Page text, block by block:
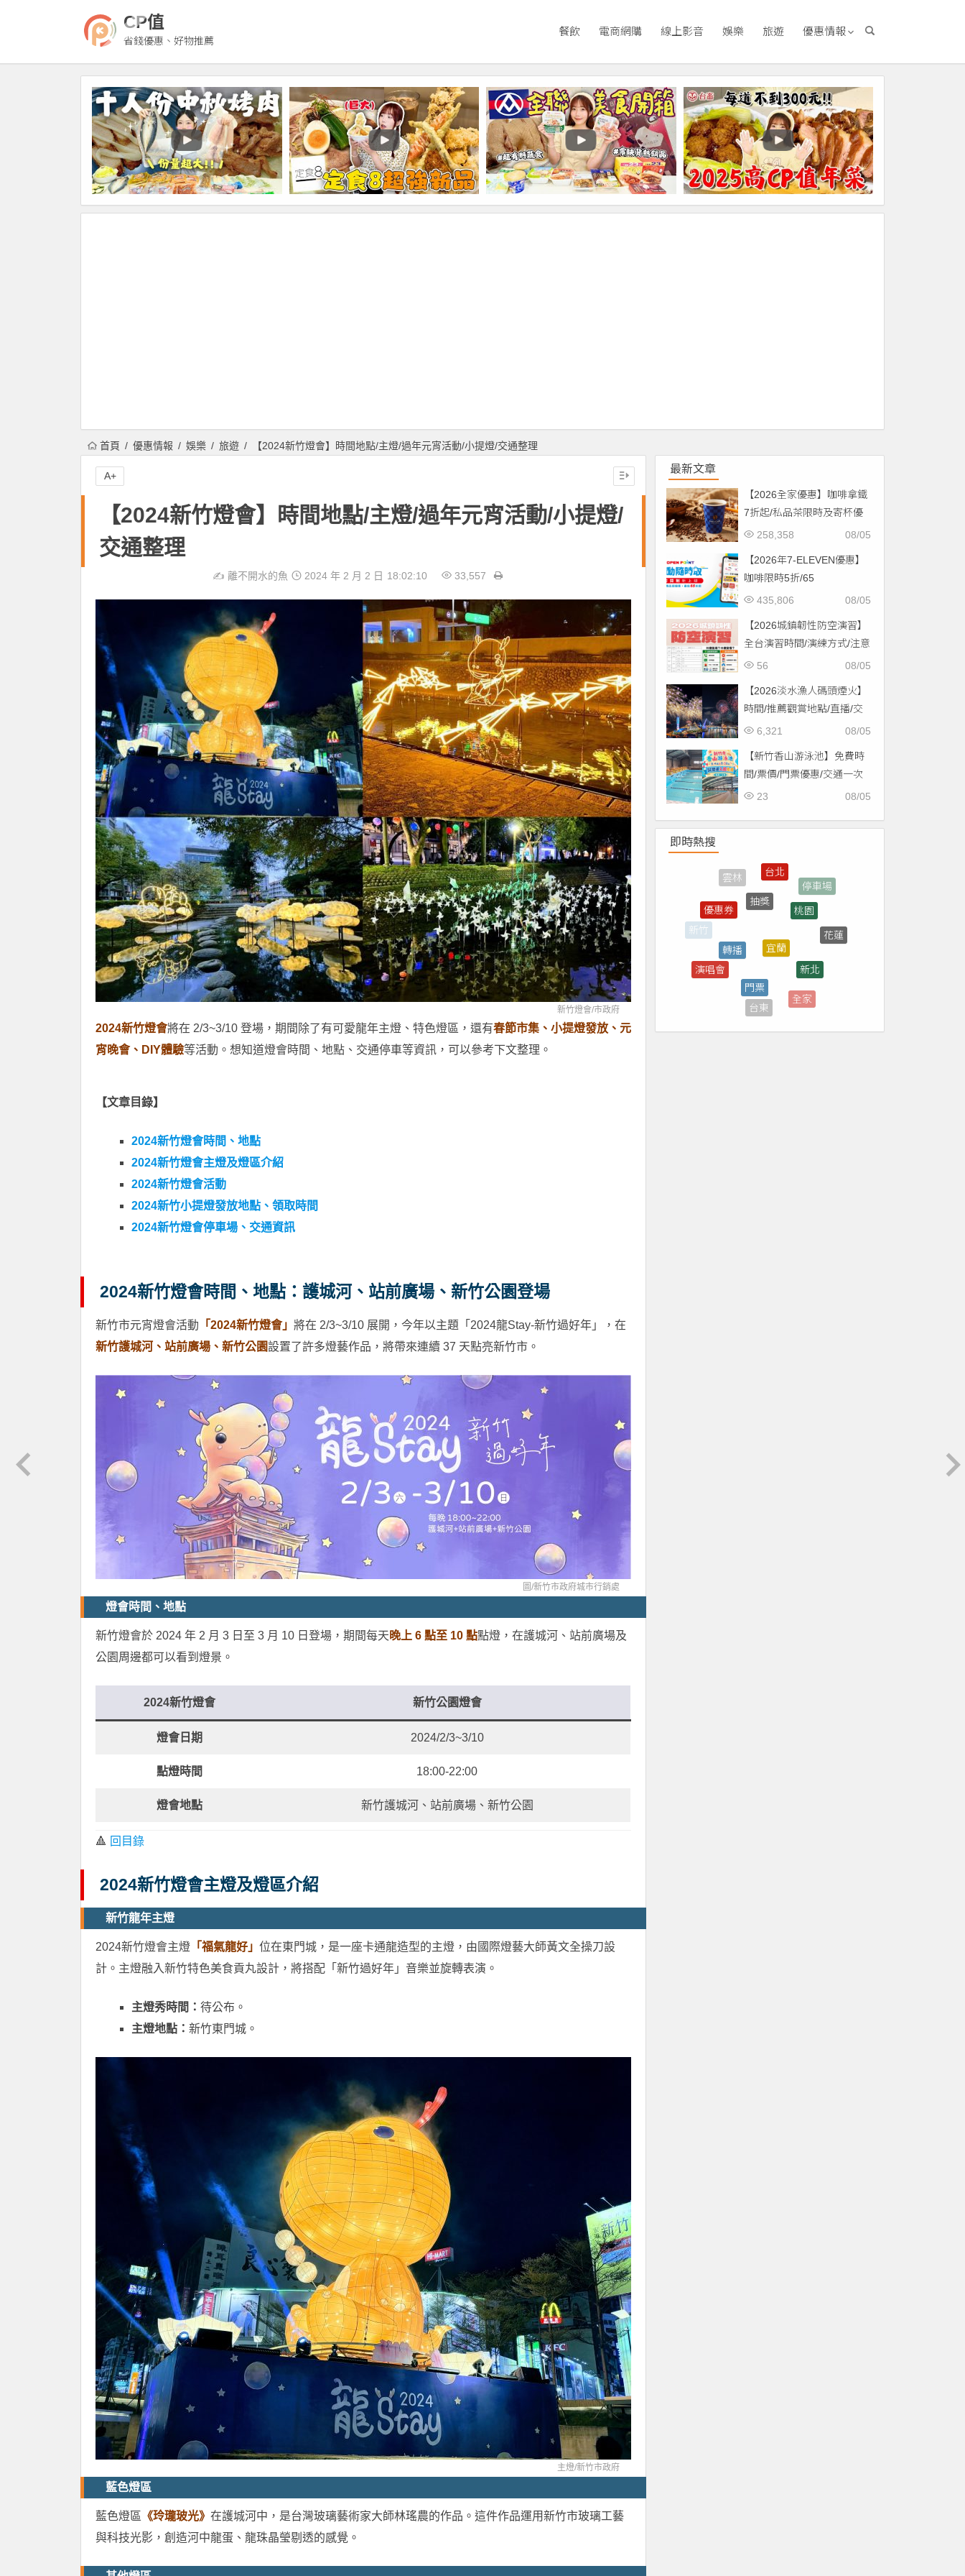
CP值
省錢優惠、好物推薦
餐飲 電商網購 線上影音 娛樂 旅遊 優惠情報
首頁 優惠情報 娛樂 旅遊 【2024新竹燈會】時間地點/主燈/過年元宵活動/小提燈/交通整理
【2024新竹燈會】時間地點/主燈/過年元宵活動/小提燈/
交通整理
✍️離不開水的魚 2024 年 2 月 2 日 18:02:10 33,557
新竹燈會/市政府
2024新竹燈會將在 2/3~3/10 登場，期間除了有可愛龍年主燈、特色燈區，還有春節市集、小提燈發放、元
宵晚會、DIY體驗等活動。想知道燈會時間、地點、交通停車等資訊，可以參考下文整理。
【文章目錄】
2024新竹燈會時間、地點
2024新竹燈會主燈及燈區介紹
2024新竹燈會活動
2024新竹小提燈發放地點、領取時間
2024新竹燈會停車場、交通資訊
2024新竹燈會時間、地點：護城河、站前廣場、新竹公園登場
新竹市元宵燈會活動 「2024新竹燈會」 將在 2/3~3/10 展開，今年以主題「2024龍Stay-新竹過好年」，在
新竹護城河、站前廣場、新竹公園設置了許多燈藝作品，將帶來連續 37 天點亮新竹市。
圖/新竹市政府城市行銷處
燈會時間、地點
新竹燈會於 2024 年 2 月 3 日至 3 月 10 日登場，期間每天 晚上 6 點至 10 點點燈，在護城河、站前廣場及
公園周邊都可以看到燈景。
2024新竹燈會 新竹公園燈會
燈會日期 2024/2/3~3/10
點燈時間 18:00-22:00
燈會地點 新竹護城河、站前廣場、新竹公園
🔺 回目錄
2024新竹燈會主燈及燈區介紹
新竹龍年主燈
2024新竹燈會主燈 「福氣龍好」 位在東門城，是一座卡通龍造型的主燈，由國際燈藝大師黃文全操刀設
計。主燈融入新竹特色美食貢丸設計，將搭配「新竹過好年」音樂並旋轉表演。
主燈秀時間： 待公布。
主燈地點： 新竹東門城。
主燈/新竹市政府
藍色燈區
藍色燈區 《玲瓏玻光》 在護城河中，是台灣玻璃藝術家大師林瑤農的作品。這件作品運用新竹市玻璃工藝
與科技光影，創造河中龍蛋、龍珠晶瑩剔透的感覺。
A+
最新文章
【2026全家優惠】咖啡拿鐵
7折起/私品茶限時及寄杯優
惠！價格/菜單一起看
08/05
258,358
【2026年7-ELEVEN優惠】
咖啡限時5折/65
折/CITYCAFE菜單一起看！
08/05
435,806
【2026城鎮韌性防空演習】
全台演習時間/演練方式/注意
事項一次看！
08/05
56
【2026淡水漁人碼頭煙火】
時間/推薦觀賞地點/直播/交
通資訊一次看！
08/05
6,321
【新竹香山游泳池】免費時
間/票價/門票優惠/交通一次
看！
08/05
23
即時熱搜
優惠券
抽獎
桃園
買一送一
補助
演唱會
轉播
宜蘭
新北
全家
台東
門票